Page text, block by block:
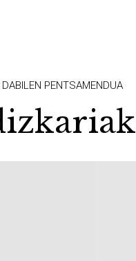
DABILEN PENTSAMENDUA